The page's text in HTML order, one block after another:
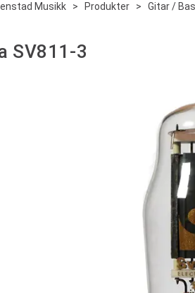
Musikk > Produkter > Gitar /
SV811-3